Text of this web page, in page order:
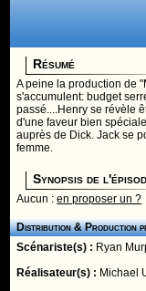
Résumé
A peine la production de
s'accumulent: budget
passé....Henry se révèle
d'une faveur bien
auprès de Dick. Jack se
femme.
Synopsis de
Aucun :en proposer un ?
Distribution & Production
Scénariste(s) : Ryan
Réalisateur(s) : Michael